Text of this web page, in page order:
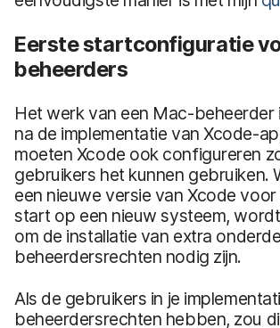
Eerste startconfiguratie
beheerders
Het werk van een Mac-beheerder
na de implementatie van Xcode-
moeten Xcode ook configureren
gebruikers het kunnen gebruiken.
een nieuwe versie van Xcode
start op een nieuw systeem,
om de installatie van extra
beheerdersrechten nodig zijn.
Als de gebruikers in je
beheerdersrechten hebben, zou